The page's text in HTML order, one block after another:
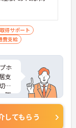
得サポート
費支給
ホ
支
に
職
に
の
してもらう